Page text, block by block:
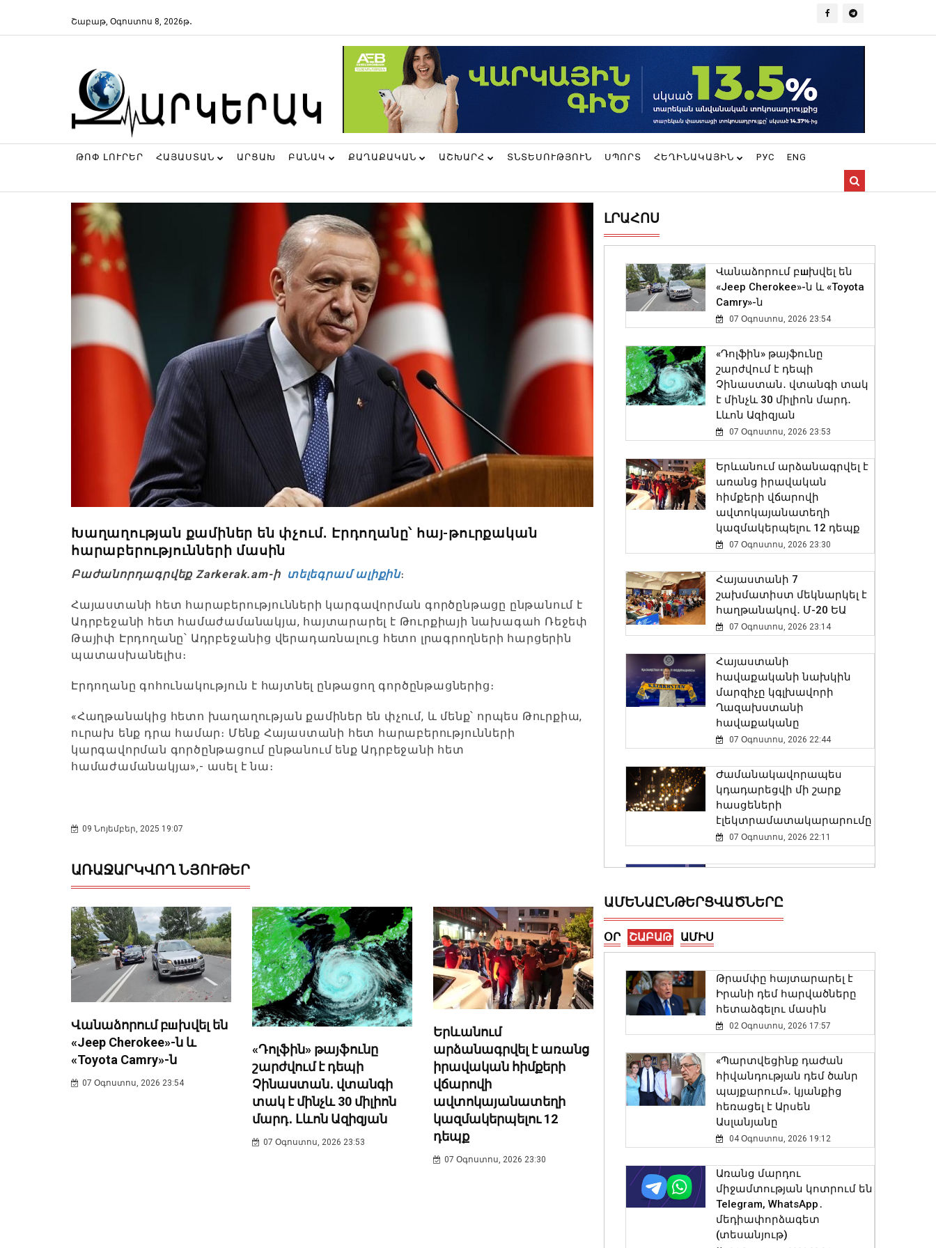
Շաբաթ, Օգոստոս 8, 2026թ․
ԹՈՓ ԼՈՒՐԵՐ ՀԱՅԱՍՏԱՆ ԱՐՑԱԽ ԲԱՆԱԿ ՔԱՂԱՔԱԿԱՆ ԱՇԽԱՐՀ ՏՆՏԵՍՈՒԹՅՈՒՆ ՍՊՈՐՏ ՀԵՂԻՆԱԿԱՅԻՆ РУС ENG
Խաղաղության քամիներ են փչում․ Էրդողանը՝ հայ-թուրքական
հարաբերությունների մասին
Բաժանորդագրվեք Zarkerak.am-ի տելեգրամ ալիքին։
Հայաստանի հետ հարաբերությունների կարգավորման գործընթացը ընթանում է
Ադրբեջանի հետ համաժամանակյա, հայտարարել է Թուրքիայի նախագահ Ռեջեփ
Թայիփ Էրդողանը՝ Ադրբեջանից վերադառնալուց հետո լրագրողների հարցերին
պատասխանելիս։
Էրդողանը գոհունակություն է հայտնել ընթացող գործընթացներից։
«Հաղթանակից հետո խաղաղության քամիներ են փչում, և մենք՝ որպես Թուրքիա,
ուրախ ենք դրա համար։ Մենք Հայաստանի հետ հարաբերությունների
կարգավորման գործընթացում ընթանում ենք Ադրբեջանի հետ
համաժամանակյա»,- ասել է նա։
09 Նոյեմբեր, 2025 19:07
ԱՌԱՋԱՐԿՎՈՂ ՆՅՈՒԹԵՐ
Վանաձորում բшխվել են
«Jeep Cherokee»-ն և
«Toyota Camry»-ն
07 Օգոստոս, 2026 23:54
«Դոլֆին» թայֆունը
շարժվում է դեպի
Չինաստան․ վտանգի
տակ է մինչև 30 միլիոն
մարդ․ Լևոն Ազիզյան
07 Օգոստոս, 2026 23:53
Երևանում
արձանագրվել է առանց
իրավական հիմքերի
վճարովի
ավտոկայանատեղի
կազմակերպելու 12
դեպք
07 Օգոստոս, 2026 23:30
ԼՐԱՀՈՍ
Վանաձորում բшխվել են
«Jeep Cherokee»-ն և «Toyota
Camry»-ն
07 Օգոստոս, 2026 23:54
«Դոլֆին» թայֆունը
շարժվում է դեպի
Չինաստան․ վտանգի տակ
է մինչև 30 միլիոն մարդ․
Լևոն Ազիզյան
07 Օգոստոս, 2026 23:53
Երևանում արձանագրվել է
առանց իրավական
հիմքերի վճարովի
ավտոկայանատեղի
կազմակերպելու 12 դեպք
07 Օգոստոս, 2026 23:30
Հայաստանի 7
շախմատիստ մեկնարկել է
հաղթանակով․ Մ-20 ԵԱ
07 Օգոստոս, 2026 23:14
Հայաստանի
հավաքականի նախկին
մարզիչը կգլխավորի
Ղազախստանի
հավաքականը
07 Օգոստոս, 2026 22:44
Ժամանակավորապես
կդադարեցվի մի շարք
հասցեների
էլեկտրամատակարարումը
07 Օգոստոս, 2026 22:11
Փոխվարչապետ Տիգրան
Շինարարի օրվան նվիրված
միջոցառմանը
Վայոց ձորի քրեական
ոստիկանները
դանակահարության դեպք
են բացահայտել․
կատարվում է
07 Օգոստոս, 2026 21:30
Արթուր Խուդինյանը
նշանակվել է ՓԾ տնօրենի
տեղակալ․ Արամ
Ղազարյանն
ներկայացրել նորանշանակ
տեղակալին
07 Օգոստոս, 2026 21:05
Փրկարարները
ԱՄԵՆԱԸՆԹԵՐՑՎԱԾՆԵՐԸ
ՕՐ ՇԱԲԱԹ ԱՄԻՍ
Թրամփը հայտարարել է
Իրանի դեմ հարվածները
հետաձգելու մասին
02 Օգոստոս, 2026 17:57
«Պարտվեցինք դաժան
հիվանդության դեմ ծանր
պայքարում»․ կյանքից
հեռացել է Արսեն
Ասլանյանը
04 Օգոստոս, 2026 19:12
Առանց մարդու
միջամտության կոտրում են
Telegram, WhatsApp․
մեդիափորձագետ
(տեսանյութ)